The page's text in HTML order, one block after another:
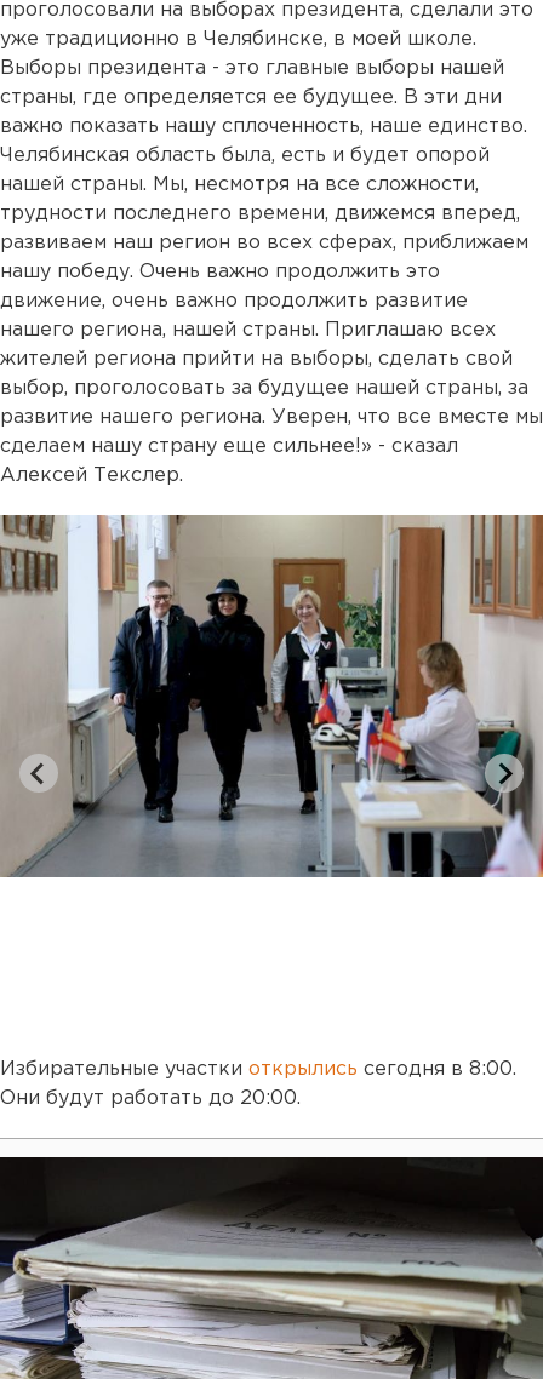
проголосовали на выборах президента, сделали это
уже традиционно в Челябинске, в моей школе.
Выборы президента - это главные выборы нашей
страны, где определяется ее будущее. В эти дни
важно показать нашу сплоченность, наше единство.
Челябинская область была, есть и будет опорой
нашей страны. Мы, несмотря на все сложности,
трудности последнего времени, движемся вперед,
развиваем наш регион во всех сферах, приближаем
нашу победу. Очень важно продолжить это
движение, очень важно продолжить развитие
нашего региона, нашей страны. Приглашаю всех
жителей региона прийти на выборы, сделать свой
выбор, проголосовать за будущее нашей страны, за
развитие нашего региона. Уверен, что все вместе мы
сделаем нашу страну еще сильнее!» - сказал
Алексей Текслер.
Избирательные участки открылись сегодня в 8:00.
Они будут работать до 20:00.